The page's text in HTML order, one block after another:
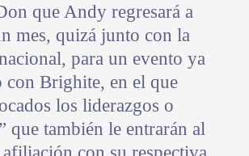
que Andy regresará a
mes, quizá junto con la
para un evento ya
con Brighite, en el que
los liderazgos o
que también le entrarán al